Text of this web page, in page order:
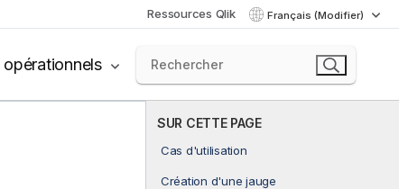
Ressources Qlik Français (Modifier)
opérationnels
SUR CETTE PAGE
Cas d'utilisation
Création d'une jauge